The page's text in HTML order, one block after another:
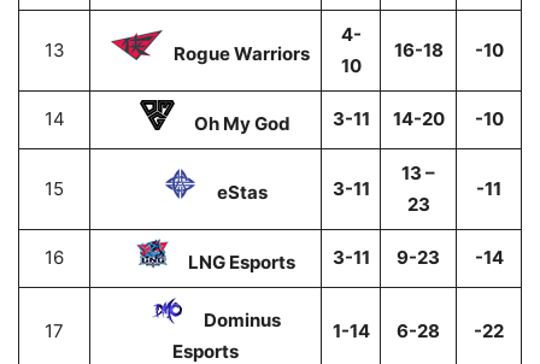
13 Rogue Warriors
4-
10
16-18 -10
14 Oh My God 3-11 14-20 -10
15 eStas 3-11
13 –
23
-11
16 LNG Esports 3-11 9-23 -14
17
Dominus
Esports
1-14 6-28 -22